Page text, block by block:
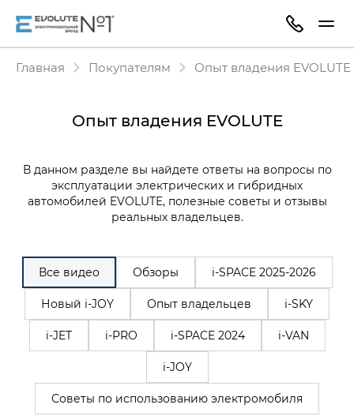
Главная Покупателям Опыт владения EVOLUTE
Опыт владения EVOLUTE
В данном разделе вы найдете ответы на вопросы по
эксплуатации электрических и гибридных
автомобилей EVOLUTE, полезные советы и отзывы
реальных владельцев.
Все видео Обзоры i‑SPACE 2025-2026
Новый i-JOY Опыт владельцев i-SKY
i-JET i-PRO i-SPACE 2024 i-VAN
i-JOY
Советы по использованию электромобиля